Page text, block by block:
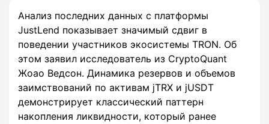
Анализ последних данных с платформы
JustLend показывает значимый сдвиг в
поведении участников экосистемы TRON. Об
этом заявил исследователь из CryptoQuant
Жоао Ведсон. Динамика резервов и объемов
заимствований по активам jTRX и jUSDT
демонстрирует классический паттерн
накопления ликвидности, который ранее